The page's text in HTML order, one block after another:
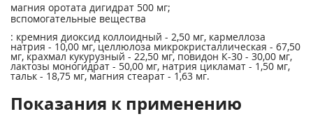
магния оротата дигидрат 500 мг;
вспомогательные вещества
: кремния диоксид коллоидный - 2,50 мг, кармеллоза
натрия - 10,00 мг, целлюлоза микрокристаллическая - 67,50
мг, крахмал кукурузный - 22,50 мг, повидон К-30 - 30,00 мг,
лактозы моногидрат - 50,00 мг, натрия цикламат - 1,50 мг,
тальк - 18,75 мг, магния стеарат - 1,63 мг.
Показания к применению